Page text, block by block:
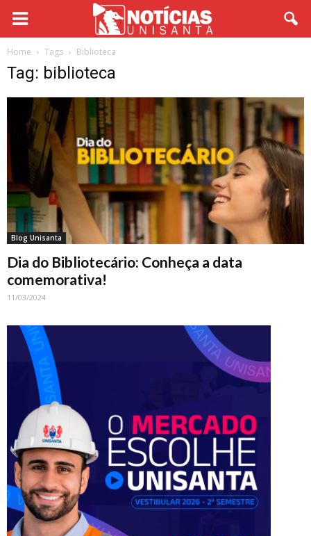
Home Tags Biblioteca
Tag: biblioteca
Blog Unisanta
Dia do Bibliotecário: Conheça a data
comemorativa!
11/03/2024